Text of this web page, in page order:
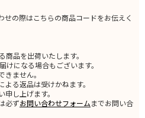
の際はこちらの商品コードをお伝えく
品を出荷いたします。
になる場合もございます。
ません。
る返品は受けかねます。
し上げます。
必ずお問い合わせフォームまでお問い合